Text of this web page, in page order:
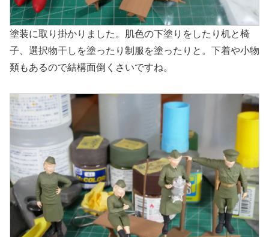
塗装に取り掛かりました。肌色の下塗りをしたり机と椅
子、選択物干しを塗ったり制服を塗ったりと。下着や小物
類もあるので結構面倒くさいですね。